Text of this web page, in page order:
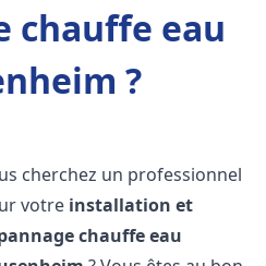
chauffe eau
?
cherchez un professionnel
votre installation et
chauffe eau